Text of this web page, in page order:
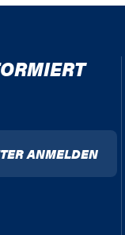
ANMELDEN